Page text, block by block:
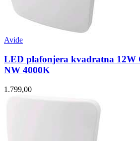
Avide
LED plafonjera kvadratna 12W
NW 4000K
1.799,00